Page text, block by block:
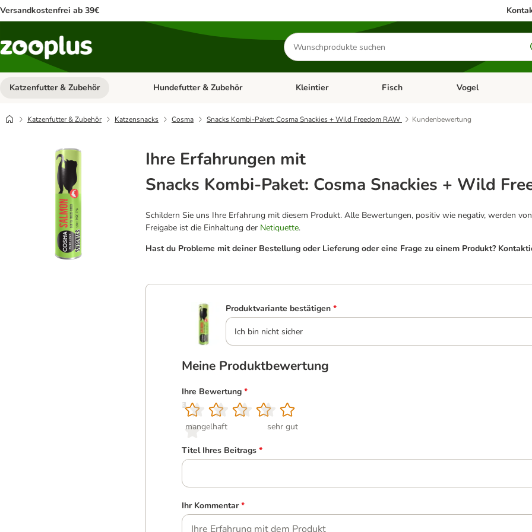
Versandkostenfrei ab 39€
Produkte
suchen
Katzenfutter & Zubehör Kategorie-Menü öffnen: Katzenfutter & Zubehör
Hundefutter & Zubehör Kategorie-Menü öffnen: Hundefutter & Zubehör
Kleintier Kategorie-Menü öffnen: Kleintier
Fisch Kategorie-Menü
Vogel
Katzenfutter & Zubehör Katzensnacks Cosma Snacks Kombi-Paket: Cosma Snackies + Wild Freedom RAW Kundenbewertung
Ihre Erfahrungen mit
Snacks Kombi-Paket: Cosma Snackies + Wild
Schildern Sie uns Ihre Erfahrung mit diesem Produkt. Alle Bewertungen, positiv wie negativ, werden
Freigabe ist die Einhaltung der Netiquette.
Hast du Probleme mit deiner Bestellung oder Lieferung oder eine Frage zu einem Produkt?
Produktvariante bestätigen *
Ich bin nicht sicher
Meine Produktbewertung
Ihre Bewertung *
1
mangelhaft
2
3
4
5
sehr gut
Titel Ihres Beitrags *
Ihr Kommentar *